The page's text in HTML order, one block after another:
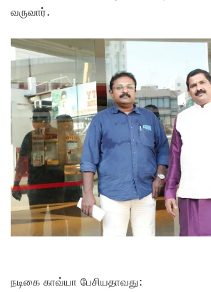
வருவார்.
நடிகை காவ்யா பேசியதாவது: